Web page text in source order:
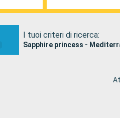
I tuoi criteri di ricerca:
Sapphire princess -